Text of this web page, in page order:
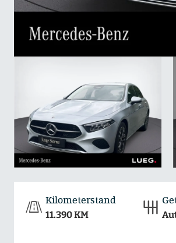
Kilometerstand
11.390 KM